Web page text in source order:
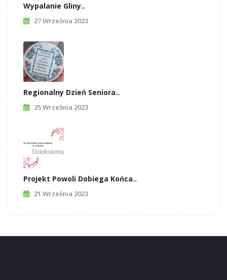
Wypalanie Gliny..
27 Września 2023
Regionalny Dzień Seniora..
25 Września 2023
Projekt Powoli Dobiega Końca..
21 Września 2023